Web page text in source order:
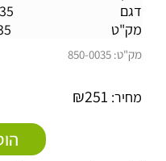
דגם 0035
מק"ט
מק"ט: 850-0035
מחיר: ₪251